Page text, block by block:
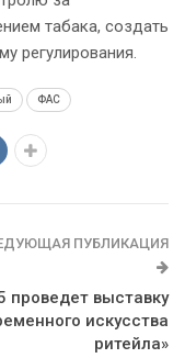
табака, создать
регулирования.
ФАС
ПУБЛИКАЦИЯ
проведет выставку
искусства
ритейла»